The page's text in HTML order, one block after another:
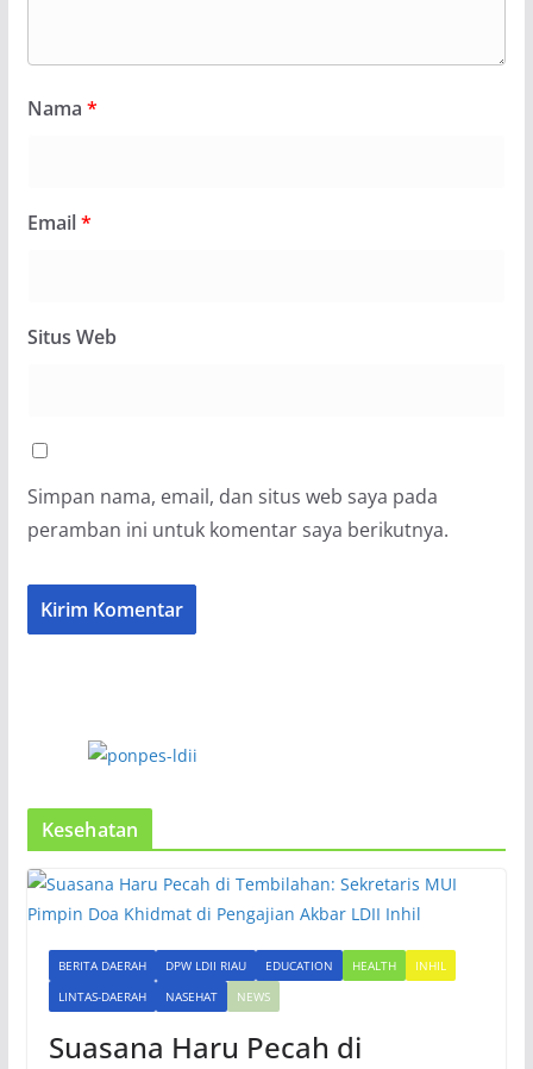
Nama *
Email*
Situs Web
Simpan nama, email, dan situs web saya pada
peramban ini untuk komentar saya berikutnya.
Kesehatan
BERITA DAERAH DPW LDII RIAU EDUCATION HEALTH
INHIL
LINTAS-DAERAH
NASEHAT NEWS
Suasana Haru Pecah di